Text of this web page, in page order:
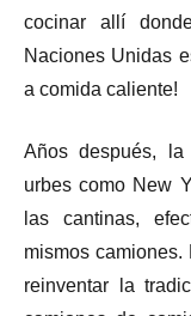
cocinar allí
Naciones Unidas
a comida caliente!
Años después,
urbes como New
las cantinas,
mismos
reinventar la